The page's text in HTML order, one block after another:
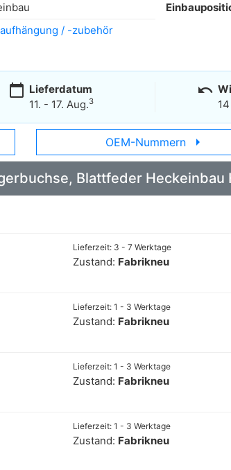
/ -zubehör
calendar_today Lieferdatum
11. - 17. Aug.3
undo
OEM-Nummern arrow_right
Blattfeder Heckeinbau
Lieferzeit: 3 - 7 Werktage
Zustand: Fabrikneu
Lieferzeit: 1 - 3 Werktage
Zustand: Fabrikneu
Lieferzeit: 1 - 3 Werktage
Zustand: Fabrikneu
Lieferzeit: 1 - 3 Werktage
Zustand: Fabrikneu